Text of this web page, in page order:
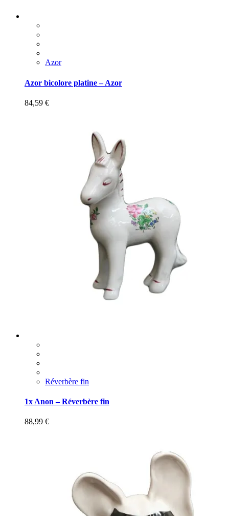
Azor
Azor bicolore platine – Azor
84,59 €
Réverbère fin
1x Anon – Réverbère fin
88,99 €